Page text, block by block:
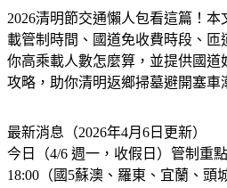
載管制時間、國道免收費時段、匝
你高乘載人數怎麼算，並提供國
攻略，助你清明返鄉掃墓避開塞車
今日（4/6 週一，收假日）管制重
18:00（國5蘇澳、羅東、宜蘭、頭
－21:00（國1埔鹽系統、虎尾；國